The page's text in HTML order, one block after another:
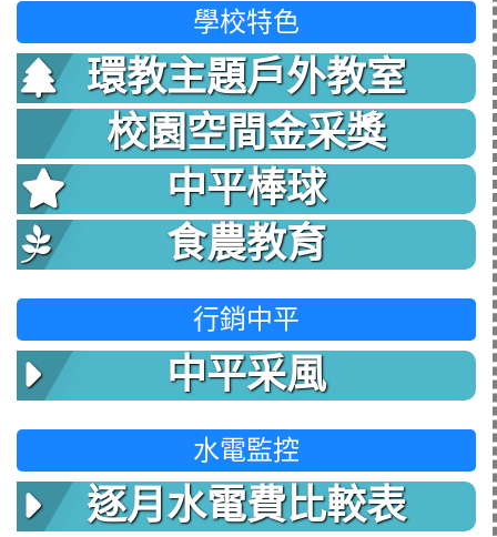
學校特色
環教主題戶外教室
校園空間金采獎
中平棒球
食農教育
行銷中平
中平采風
水電監控
逐月水電費比較表